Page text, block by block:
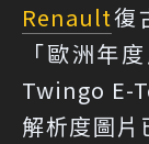
Renault復
「歐洲年
Twingo E-
解析度圖片